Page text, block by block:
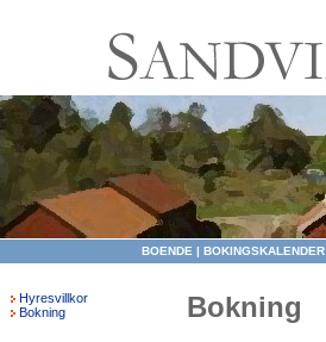
BOENDE | BOKINGSKALENDER
Hyresvillkor
Bokning
Bokning